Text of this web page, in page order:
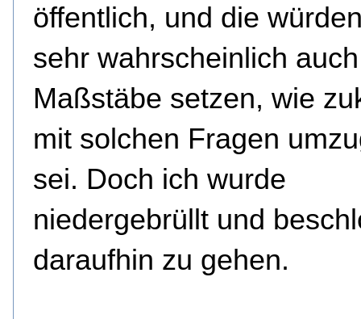
öffentlich, und die
sehr wahrscheinlich
Maßstäbe setzen, wie
mit solchen Fragen
sei. Doch ich wurde
niedergebrüllt und
daraufhin zu gehen.